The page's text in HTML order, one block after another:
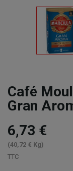
Café
Gran
6,73 €
(40,72 € Kg)
TTC